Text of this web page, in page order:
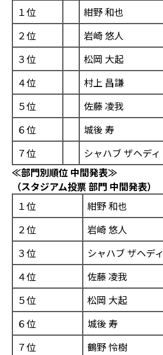
１位
紺野 和也
２位
岩崎 悠人
３位
松岡 大起
４位
村上 昌謙
５位
佐藤 凌我
６位
城後 寿
７位
シャハブ ザヘディ
≪部門別順位 中間発表≫
（スタジアム投票 部門 中間発表）
１位
紺野 和也
２位
岩崎 悠人
３位
シャハブ ザヘディ
４位
佐藤 凌我
５位
松岡 大起
６位
城後 寿
７位
鶴野 怜樹